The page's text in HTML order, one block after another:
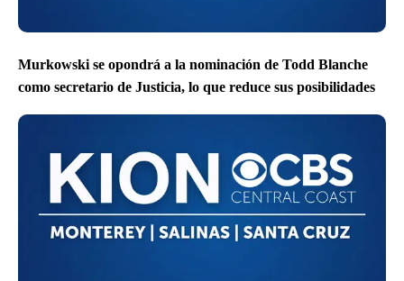
Murkowski se opondrá a la nominación de Todd Blanche
como secretario de Justicia, lo que reduce sus posibilidades